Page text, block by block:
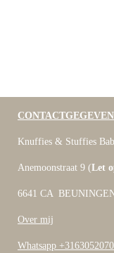
Knuffies & Stuffies
Anemoonstraat 9 (Let
6641 CA
Over mij
Whatsapp